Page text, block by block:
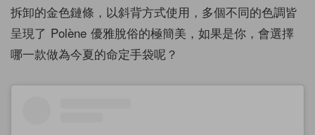
拆卸的金色鏈條，以斜背方式使用，多個不同的色調皆
呈現了 Polène 優雅脫俗的極簡美，如果是你，會選擇
哪一款做為今夏的命定手袋呢？